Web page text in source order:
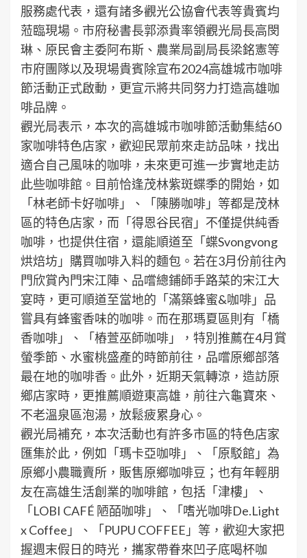
服務處代表，還有諸多觀光公協會代表等貴賓均
蒞臨現場。市府秘書長郭添貴率領觀光局長高閔
琳、原民會主委阿布斯、農業局副局長梁銘憲等
市府團隊以及現場貴賓除宣布2024高雄城市咖啡
節活動正式啟動，更宣示將共同努力打造高雄咖
啡品牌。
觀光局表示，本次的高雄城市咖啡節活動集結60
家咖啡特色店家，歡迎民眾前來走訪品味，找出
適合自己風味的咖啡，未來更可進一步實地走訪
此些咖啡館。目前恰逢茂林紫斑蝶季的開始，如
「林老師卡好咖啡」、「陳勝咖啡」等都是茂林
區的特色店家，而「得恩谷民宿」不僅提供純香
咖啡，也提供住宿，還能順道至「蝶Svongvong
烘焙坊」購買咖啡入料的麵包。若在3月份前往內
門欣賞內門宋江陣、品嚐總鋪師手路菜的宋江大
宴時，更可順道至當地的「滿築蜂蜜&咖啡」品
嘗具有蜂蜜香味的咖啡。而在那瑪夏區則有「橋
香咖啡」、「樁萱巫師咖啡」，特別推薦在4月賞
螢季節、水蜜桃盛產的時節前往，品嚐原鄉部落
最在地的咖啡香。此外，近期天氣轉涼，造訪原
鄉店家時，更推薦順遊東高雄，前往六龜寶來、
不老溫泉區泡湯，放鬆疲累身心。
觀光局補充，本次活動也有許多市區的特色店家
匯集於此，例如「瑪卡亞咖啡」、「原駁館」為
原鄉小農職賣所，販售原鄉咖啡豆；也有年輕朋
友在高雄生活創業的咖啡館，包括「津樓」、
「LOBI CAFÉ 陋皕咖啡」、「嗜光咖啡De.Light
x Coffee」、「PUPU COFFEE」等，歡迎大家把
握週末假日的時光，攜家帶眷來凹子底喝杯咖